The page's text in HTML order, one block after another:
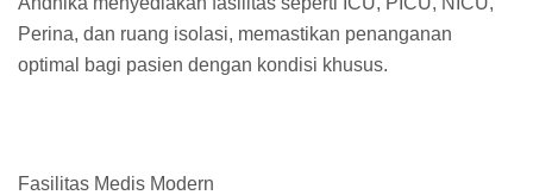
Perina, dan ruang isolasi, memastikan penanganan
optimal bagi pasien dengan kondisi khusus.
Fasilitas Medis Modern